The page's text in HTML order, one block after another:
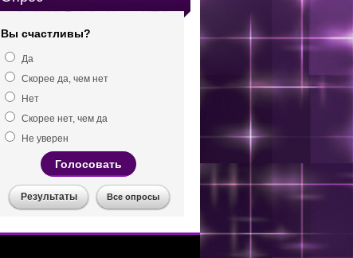
Вы счастливы?
Да
Скорее да, чем нет
Нет
Скорее нет, чем да
Не уверен
Голосовать
Результаты Все опросы